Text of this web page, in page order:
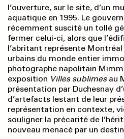
l’ouverture, sur le site, d’un
aquatique en 1995. Le
récemment suscité un tollé
fermer celui-ci, alors que
l’abritant représente
urbains du monde entier
photographe napolitain
exposition Villes sublimesau
présentation par Duchesnay
d’artefacts lestant de leur
représentation en contexte,
souligner la précarité de
nouveau menacé par un